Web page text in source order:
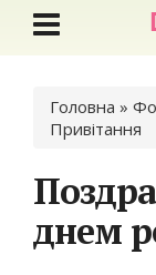
Ви є
Головна »
Привітання
днем